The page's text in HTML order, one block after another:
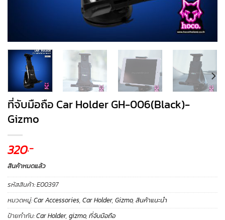
ที่จับมือถือ Car Holder GH-006(Black)-
Gizmo
320.-
สินค้าหมดแล้ว
รหัสสินค้า:E00397
หมวดหมู่:Car Accessories, Car Holder, Gizmo, สินค้าแนะนำ
ป้ายกำกับ:Car Holder, gizmo, ที่จับมือถือ